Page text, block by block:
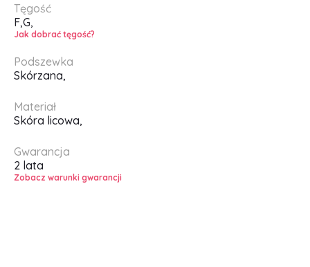
Tęgość
F,G,
Jak dobrać tęgość?
Podszewka
Skórzana,
Materiał
Skóra licowa,
Gwarancja
2 lata
Zobacz warunki gwarancji